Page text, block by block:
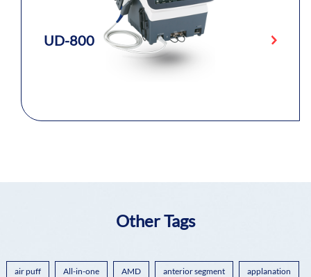
UD-800
Other Tags
air puff All-in-one AMD anterior segment applanation